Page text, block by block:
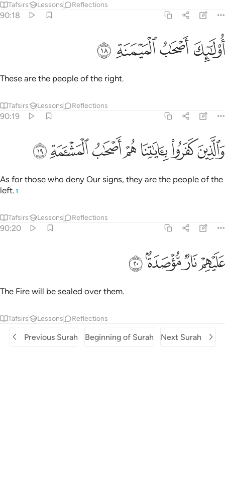
Tafsirs Lessons Reflections
90:18
اولايك اصحاب الميمنة ١٨
أُو۟لَـٰٓئِكَ أَصْحَـٰبُ ٱلْمَيْمَنَةِ ١٨
ﳄﳅﳆﳇ
These are the people of the right.
Tafsirs Lessons Reflections
90:19
والذين كفروا باياتنا هم اصحاب المشامة ١٩
وَٱلَّذِينَ كَفَرُوا۟ بِـَٔايَـٰتِنَا هُمْ أَصْحَـٰبُ ٱلْمَشْـَٔمَةِ ١٩
ﱁﱂﱃﱄﱅﱆﱇ
As for those who deny Our signs, they are the people of the
left. 1
Tafsirs Lessons Reflections
90:20
عليهم نار موصدة ٢٠
عَلَيْهِمْ نَارٌۭ مُّؤْصَدَةٌۢ ٢٠
ﱈﱉﱊﱋ
The Fire will be sealed over them.
Tafsirs Lessons Reflections
Previous Surah Beginning of Surah Next Surah